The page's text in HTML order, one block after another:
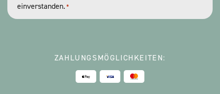
*
einverstanden.*
ZAHLUNGSMÖGLICHKEITEN: